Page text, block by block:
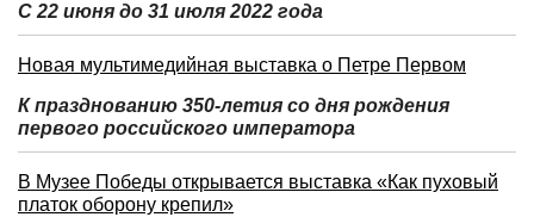
С 22 июня до 31 июля 2022 года
Новая мультимедийная выставка о Петре Первом
К празднованию 350-летия со дня рождения
первого российского императора
В Музее Победы открывается выставка «Как пуховый
платок оборону крепил»